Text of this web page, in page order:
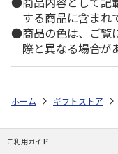
する商品に含まれ
商品の色は、ご覧
際と異なる場合が
ホーム ギフトストア
ご利用ガイド